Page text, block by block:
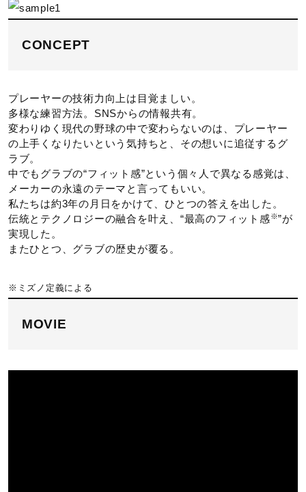
発売シーズン
2024年春夏
CONCEPT
プレーヤーの技術力向上は目覚ましい。
多様な練習方法。SNSからの情報共有。
変わりゆく現代の野球の中で変わらないのは、プレーヤー
の上手くなりたいという気持ちと、その想いに追従するグ
ラブ。
中でもグラブの“フィット感”という個々人で異なる感覚は、
メーカーの永遠のテーマと言ってもいい。
私たちは約3年の月日をかけて、ひとつの答えを出した。
伝統とテクノロジーの融合を叶え、“最高のフィット感※”が
実現した。
またひとつ、グラブの歴史が覆る。
※ミズノ定義による
MOVIE